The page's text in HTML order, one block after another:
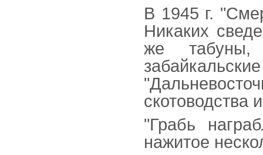
В 1945 г.
Никаких
же
скотоводства
"Грабь
нажитое